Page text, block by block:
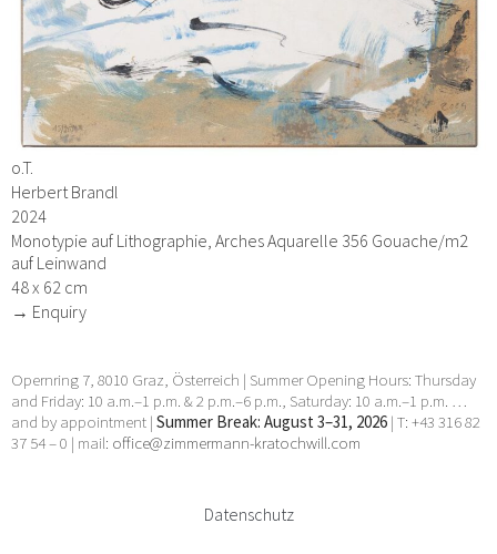
o.T.
Herbert Brandl
2024
Monotypie auf Lithographie, Arches Aquarelle 356 Gouache/m2
auf Leinwand
48 x 62 cm
→ Enquiry
Opernring 7, 8010 Graz, Österreich | Summer Opening Hours: Thursday
and Friday: 10 a.m.–1 p.m. & 2 p.m.–6 p.m., Saturday: 10 a.m.–1 p.m. …
and by appointment | Summer Break: August 3–31, 2026 | T: +43 316 82
37 54 – 0 | mail: office@zimmermann-kratochwill.com
Datenschutz